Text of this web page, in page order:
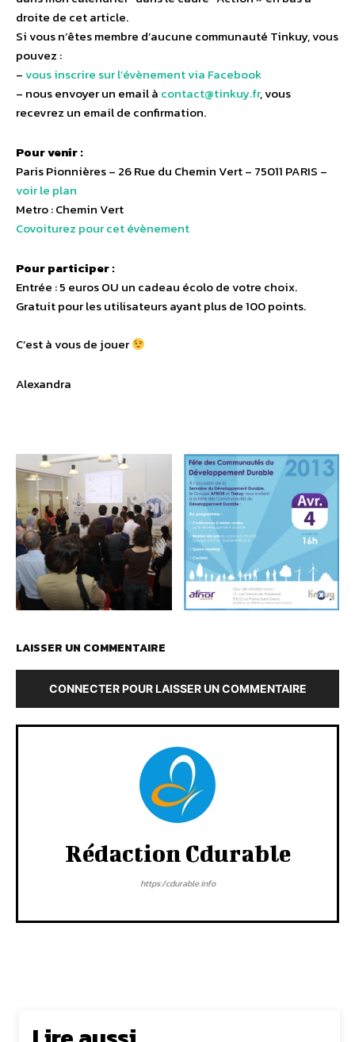
droite de cet article.
Si vous n’êtes membre d’aucune communauté Tinkuy, vous
pouvez :
–vous inscrire sur l’évènement via Facebook
– nous envoyer un email à contact@tinkuy.fr, vous
recevrez un email de confirmation.
Pour venir :
Paris Pionnières – 26 Rue du Chemin Vert – 75011 PARIS –
voir le plan
Metro : Chemin Vert
Covoiturez pour cet évènement
Pour participer :
Entrée : 5 euros OU un cadeau écolo de votre choix.
Gratuit pour les utilisateurs ayant plus de 100 points.
C’est à vous de jouer
Alexandra
LAISSER UN COMMENTAIRE
CONNECTER POUR LAISSER UN COMMENTAIRE
Rédaction Cdurable
https:/cdurable.info